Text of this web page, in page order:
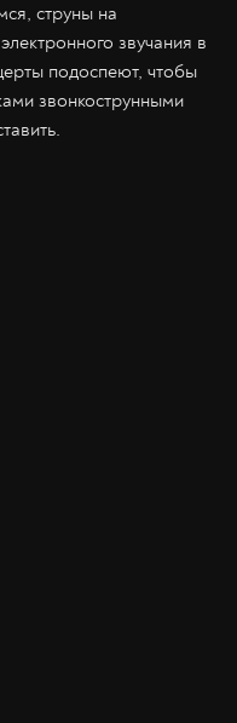
струны на
звучания в
подоспеют, чтобы
звонкострунными